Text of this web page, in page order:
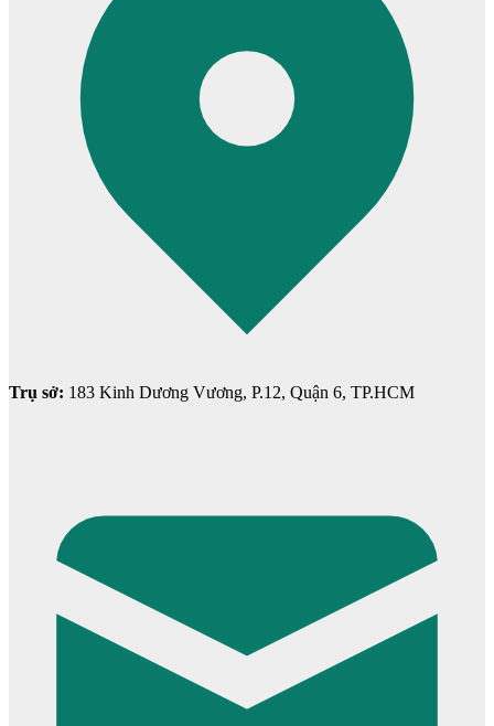
Cửa cho thú cưng
Trụ sở: 183 Kinh Dương Vương, P.12, Quận 6, TP.HCM